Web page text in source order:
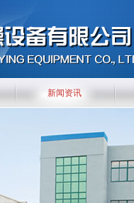
新闻资讯